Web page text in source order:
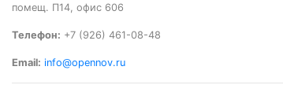
помещ. П14, офис 606
Телефон: +7 (926) 461-08-48
Email: info@opennov.ru